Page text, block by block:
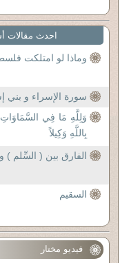
احدث مقالات
وماذا لو امتلكت
سورة الإسراء و بني
وَلِلَّهِ مَا فِي
بِاللَّهِ وَكِيلاً
الفارق بين ( السِّلم )
السقيم
فيديو مختار